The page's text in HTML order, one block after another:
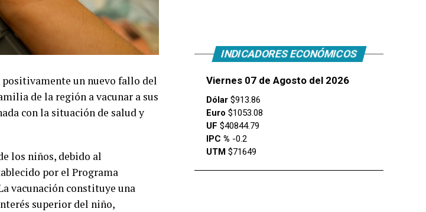
positivamente un nuevo fallo del
de la región a vacunar a sus
con la situación de salud y
los niños, debido al
por el Programa
vacunación constituye una
superior del niño,
INDICADORES ECONÓMICOS
Viernes 07 de Agosto del 2026
Dólar $913.86
Euro $1053.08
UF $40844.79
IPC % -0.2
UTM $71649